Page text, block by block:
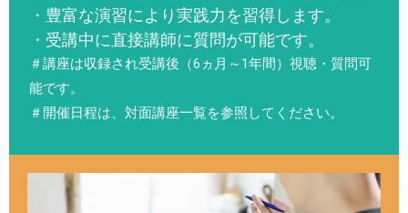
・豊富な演習により実践力を習得します。
・受講中に直接講師に質問が可能です。
＃講座は収録され受講後（6ヵ月～1年間）視聴・質問可
能です。
＃開催日程は、対面講座一覧を参照してください。